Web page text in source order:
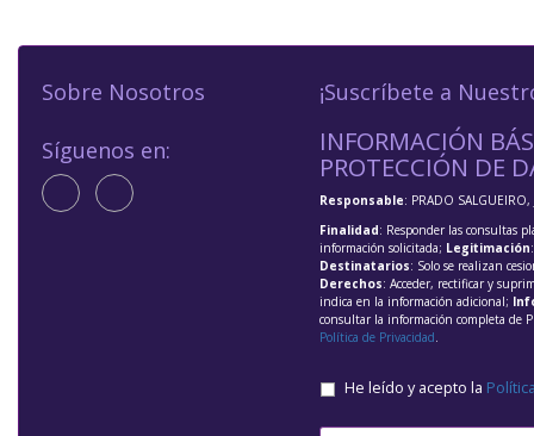
Sobre Nosotros
Síguenos en:
¡Suscríbete a
INFORMACIÓN
PROTECCIÓN DE
Responsable: PRADO SALGUEIRO,
Finalidad: Responder las consultas
información solicitada; Legitimación
Destinatarios: Solo se realizan
Derechos: Acceder, rectificar y
indica en la información adicional;
consultar la información completa de
Política de Privacidad.
He leído y acepto la